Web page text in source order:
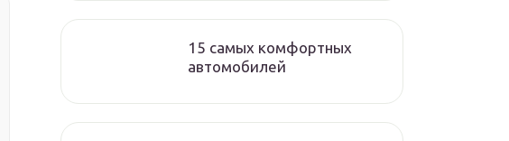
15 самых комфортных
автомобилей